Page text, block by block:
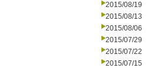
2015/08/19
2015/08/13
2015/08/06
2015/07/29
2015/07/22
2015/07/15